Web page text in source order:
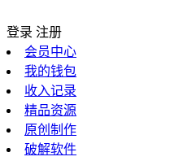
登录 注册
会员中心
我的钱包
收入记录
精品资源
原创制作
破解软件